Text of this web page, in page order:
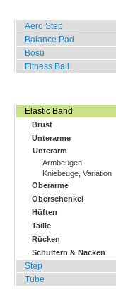
Aero Step
Balance Pad
Bosu
Fitness Ball
Elastic Band
Brust
Unterarme
Unterarm
Armbeugen
Kniebeuge, Variation
Oberarme
Oberschenkel
Hüften
Taille
Rücken
Schultern & Nacken
Step
Tube